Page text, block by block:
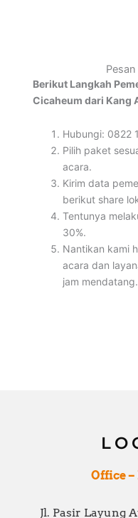
Berikut Langkah
Cicaheum dari Kang
Hubungi: 0822
Pilih paket
acara.
Kirim data
berikut share
Tentunya
30%.
Nantikan kami
acara dan
jam mendatang.
Office
Jl. Pasir Layung